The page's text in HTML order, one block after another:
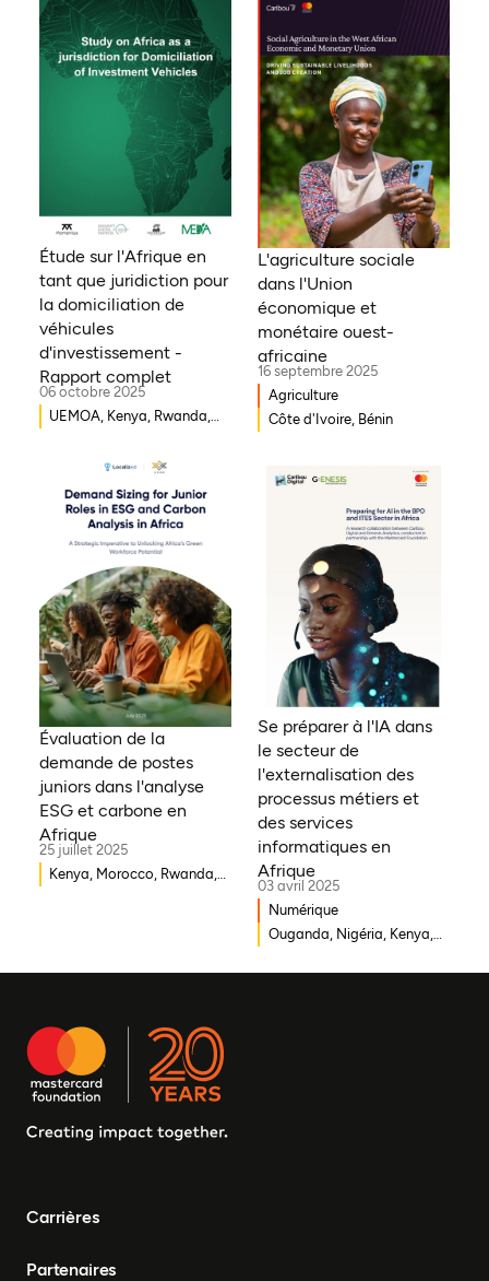
Étude sur l'Afrique en
tant que juridiction pour
la domiciliation de
véhicules
d'investissement -
Rapport complet
06 octobre 2025
UEMOA, Kenya, Rwanda,
Bissau, Djibouti,
Mozambique, Égypte,
Bénin, Ghana, Sénégal,
Zambie, Ouganda, Côte
Erythrée, Gambie, Eswatini,
République démocratique
du Congo, Tanzanie,
Nigéria, Zimbabwe, Sud
Soudan, Afrique du Sud,
Cameroun, Éthiopie, Niger,
Morocco, Malawi, Tchad,
Syrie, Mali, Togo, Somalie
L'agriculture sociale
dans l'Union
économique et
monétaire ouest-
africaine
16 septembre 2025
Agriculture
Côte d'Ivoire, Bénin
Évaluation de la
demande de postes
juniors dans l'analyse
ESG et carbone en
Afrique
25 juillet 2025
Kenya, Morocco, Rwanda,
du Congo, Malawi, Gambie,
d'Ivoire, Zambie, Syrie,
Tchad, Eswatini, Zimbabwe,
Tanzanie, Sud Soudan,
Afrique du Sud, Guinée-
Bénin, Togo
Se préparer à l'IA dans
le secteur de
l'externalisation des
processus métiers et
des services
informatiques en
Afrique
03 avril 2025
Numérique
Ouganda, Nigéria, Kenya,
Carrières
Partenaires